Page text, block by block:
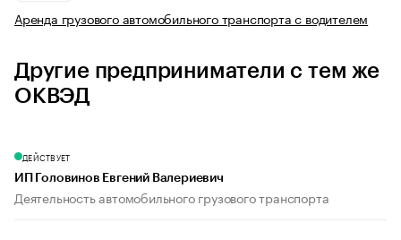
Аренда грузового автомобильного транспорта с водителем
Другие предприниматели с тем же
ОКВЭД
ДЕЙСТВУЕТ
ИП Головинов Евгений Валериевич
Деятельность автомобильного грузового транспорта